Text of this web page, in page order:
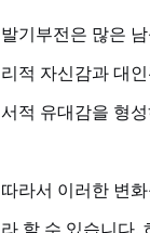
발기부전은 많은
리적 자신감과 대
서적 유대감을 형
따라서 이러한 변